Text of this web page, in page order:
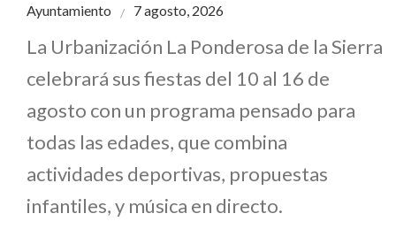
Ayuntamiento 7 agosto, 2026
La Urbanización La Ponderosa de la Sierra
celebrará sus fiestas del 10 al 16 de
agosto con un programa pensado para
todas las edades, que combina
actividades deportivas, propuestas
infantiles, y música en directo.